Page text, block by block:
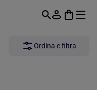
Ordina e filtra